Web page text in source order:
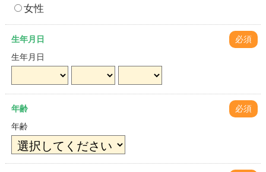
女性
生年月日
必須
生年月日
年齢
必須
年齢